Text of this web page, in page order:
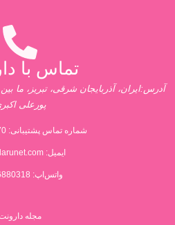
تماس با
آدرس:ایران، آذربایجان شرقی، تبریز، ما
پورعلی
شماره تماس پشتیبانی:
ایمیل:
واتس‌اپ: 09306880318
مجله